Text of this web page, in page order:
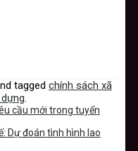
tagged chính sách xã
.
cầu mới trong tuyển
Dự đoán tình hình lao